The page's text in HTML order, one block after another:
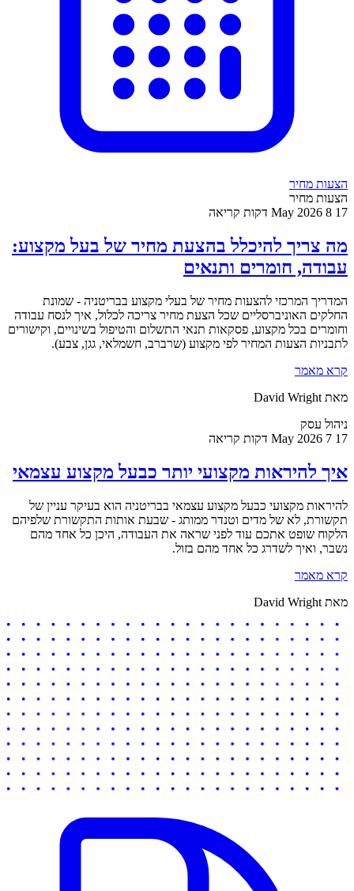
הצעות מחיר
הצעות מחיר
17 May 2026 8 דקות קריאה
מה צריך להיכלל בהצעת מחיר של בעל מקצוע:
עבודה, חומרים ותנאים
המדריך המרכזי להצעות מחיר של בעלי מקצוע בבריטניה - שמונת
החלקים האוניברסליים שכל הצעת מחיר צריכה לכלול, איך לנסח עבודה
וחומרים בכל מקצוע, פסקאות תנאי התשלום והטיפול בשינויים, וקישורים
לתבניות הצעות המחיר לפי מקצוע (שרברב, חשמלאי, גגן, צבע).
קרא מאמר
מאת David Wright
ניהול עסק
17 May 2026 7 דקות קריאה
איך להיראות מקצועי יותר כבעל מקצוע עצמאי
להיראות מקצועי כבעל מקצוע עצמאי בבריטניה הוא בעיקר עניין של
תקשורת, לא של מדים וטנדר ממותג - שבעת אותות התקשורת שלפיהם
הלקוח שופט אתכם עוד לפני שראה את העבודה, היכן כל אחד מהם
נשבר, ואיך לשדרג כל אחד מהם בזול.
קרא מאמר
מאת David Wright